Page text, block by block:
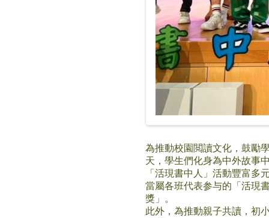
為推動校園閲讀文化，鼓勵
天，學生們化身為中外故事
「活現書中人」活動豐富多
當屬各班代表参与的「活現
獎」。
此外，為推動親子共讀，初